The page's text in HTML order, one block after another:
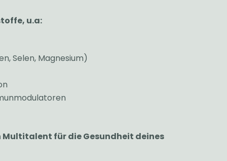
u.a:
Selen, Magnesium)
für die Gesundheit deines